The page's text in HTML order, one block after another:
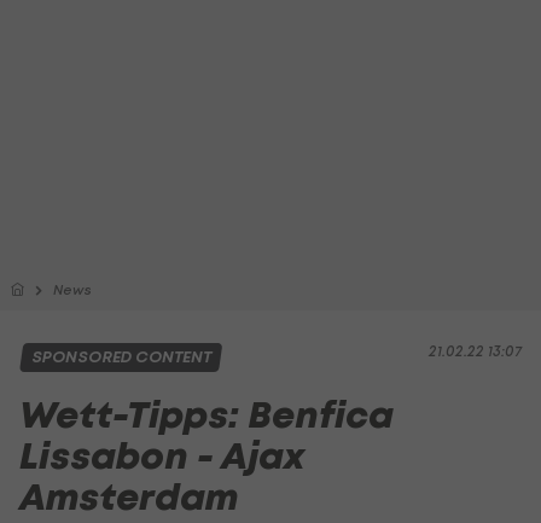
News
21.02.22 13:07
SPONSORED CONTENT
Wett-Tipps: Benfica
Lissabon - Ajax
Amsterdam